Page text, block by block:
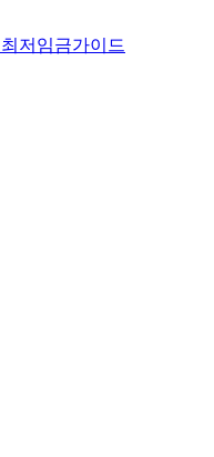
최저임금가이드